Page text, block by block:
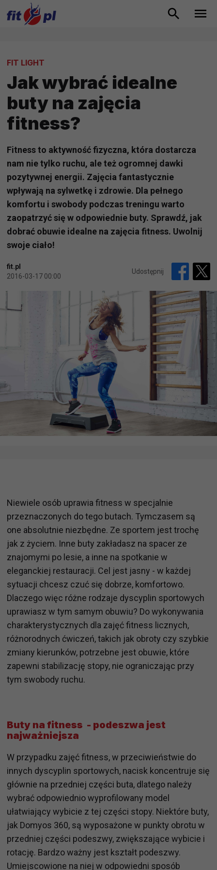
FIT LIGHT
Jak wybrać idealne
buty na zajęcia
fitness?
Fitness to aktywność fizyczna, która dostarcza
nam nie tylko ruchu, ale też ogromnej dawki
pozytywnej energii. Zajęcia fantastycznie
wpływają na sylwetkę i zdrowie. Dla pełnego
komfortu i swobody podczas treningu warto
zaopatrzyć się w odpowiednie buty. Sprawdź, jak
dobrać obuwie idealne na zajęcia fitness. Uwolnij
swoje ciało!
fit.pl
2016-03-17 00:00
Udostępnij
Niewiele osób uprawia fitness w specjalnie
przeznaczonych do tego butach. Tymczasem są
one absolutnie niezbędne. Ze sportem jest trochę
jak z życiem. Inne buty zakładasz na spacer ze
znajomymi po lesie, a inne na spotkanie w
eleganckiej restauracji. Cel jest jasny - w każdej
sytuacji chcesz czuć się dobrze, komfortowo.
Dlaczego więc różne rodzaje dyscyplin sportowych
uprawiasz w tym samym obuwiu? Do wykonywania
charakterystycznych dla zajęć fitness licznych,
różnorodnych ćwiczeń, takich jak obroty czy szybkie
zmiany kierunków, potrzebne jest obuwie, które
zapewni stabilizację stopy, nie ograniczając przy
tym swobody ruchu.
Buty na fitness - podeszwa jest
najważniejsza
W przypadku zajęć fitness, w przeciwieństwie do
innych dyscyplin sportowych, nacisk koncentruje się
głównie na przedniej części buta, dlatego należy
wybrać odpowiednio wyprofilowany model
ułatwiający wybicie z tej części stopy. Niektóre buty,
jak Domyos 360, są wyposażone w punkty obrotu w
przedniej części podeszwy, zwiększające wybicie i
rotację. Bardzo ważny jest kształt podeszwy.
Umiejscowione na niej w odpowiedni sposób